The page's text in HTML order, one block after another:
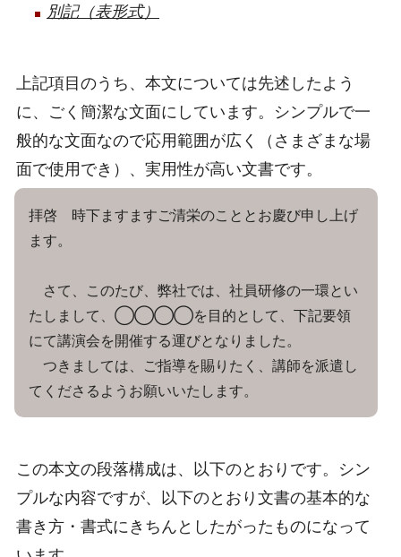
別記（表形式）
上記項目のうち、本文については先述したよう
に、ごく簡潔な文面にしています。シンプルで一
般的な文面なので応用範囲が広く（さまざまな場
面で使用でき）、実用性が高い文書です。
拝啓 時下ますますご清栄のこととお慶び申し上げ
ます。
さて、このたび、弊社では、社員研修の一環とい
たしまして、◯◯◯◯を目的として、下記要領
にて講演会を開催する運びとなりました。
つきましては、ご指導を賜りたく、講師を派遣し
てくださるようお願いいたします。
この本文の段落構成は、以下のとおりです。シン
プルな内容ですが、以下のとおり文書の基本的な
書き方・書式にきちんとしたがったものになって